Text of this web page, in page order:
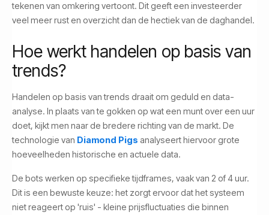
tekenen van omkering vertoont. Dit geeft een investeerder
veel meer rust en overzicht dan de hectiek van de daghandel.
Hoe werkt handelen op basis van
trends?
Handelen op basis van trends draait om geduld en data-
analyse. In plaats van te gokken op wat een munt over een uur
doet, kijkt men naar de bredere richting van de markt. De
technologie van Diamond Pigs analyseert hiervoor grote
hoeveelheden historische en actuele data.
De bots werken op specifieke tijdframes, vaak van 2 of 4 uur.
Dit is een bewuste keuze: het zorgt ervoor dat het systeem
niet reageert op 'ruis' - kleine prijsfluctuaties die binnen